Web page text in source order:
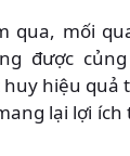
qua, mối
được
hiệu quả
lại lợi